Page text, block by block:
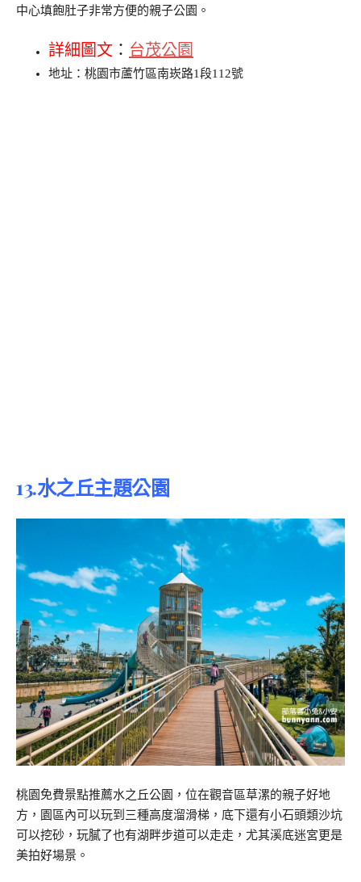
中心填飽肚子非常方便的親子公園。
詳細圖文 ： 台茂公園
地址：桃園市蘆竹區南崁路1段112號
13.水之丘主題公園
桃園免費景點推薦水之丘公園，位在觀音區草漯的親子好地
方，園區內可以玩到三種高度溜滑梯，底下還有小石頭類沙坑
可以挖砂，玩膩了也有湖畔步道可以走走，尤其溪底迷宮更是
美拍好場景。